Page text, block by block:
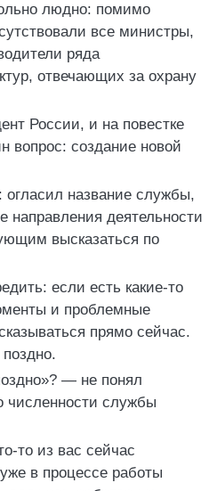
людно: помимо
все министры,
ряда
отвечающих за охрану
России, и на повестке
вопрос: создание новой
огласил название службы,
направления деятельности
высказаться по
если есть какие-то
и проблемные
прямо сейчас.
— не понял
численности службы
то из вас сейчас
в процессе работы